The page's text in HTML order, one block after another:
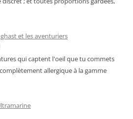
ghast et les aventuriers
qui captent l'oeil que tu commets
allergique à la gamme